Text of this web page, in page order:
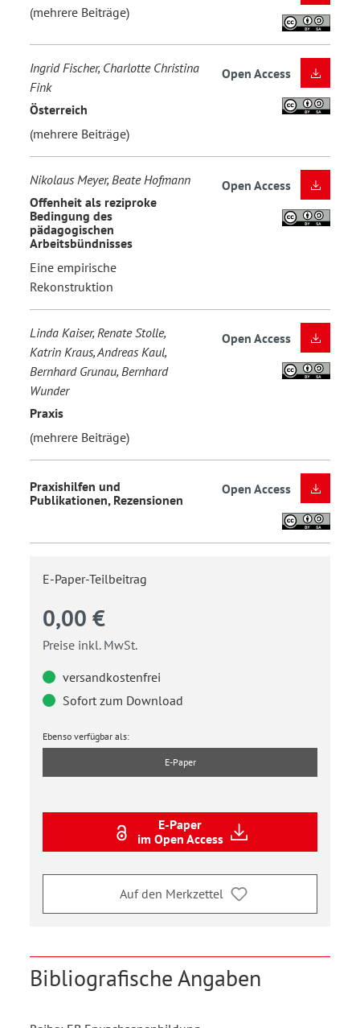
(mehrere Beiträge)
Ingrid Fischer, Charlotte Christina
Fink
Österreich
(mehrere Beiträge)
Open Access
Nikolaus Meyer, Beate Hofmann
Offenheit als reziproke
Bedingung des
pädagogischen
Arbeitsbündnisses
Eine empirische
Rekonstruktion
Open Access
Linda Kaiser, Renate Stolle,
Katrin Kraus, Andreas Kaul,
Bernhard Grunau, Bernhard
Wunder
Praxis
(mehrere Beiträge)
Open Access
Praxishilfen und
Publikationen, Rezensionen
Open Access
E-Paper-Teilbeitrag
0,00 €
Preise inkl. MwSt.
versandkostenfrei
Sofort zum Download
Ebenso verfügbar als:
E-Paper
E-Paper
im Open Access
Auf den Merkzettel
Bibliografische Angaben